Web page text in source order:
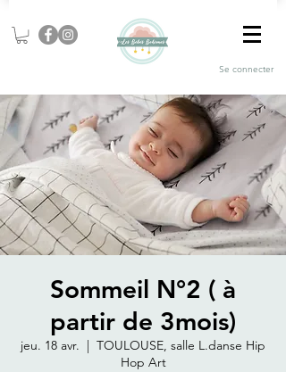
Se connecter
Sommeil N°2 ( à
partir de 3mois)
jeu. 18 avr.
  |
TOULOUSE, salle L.danse Hip
Hop Art